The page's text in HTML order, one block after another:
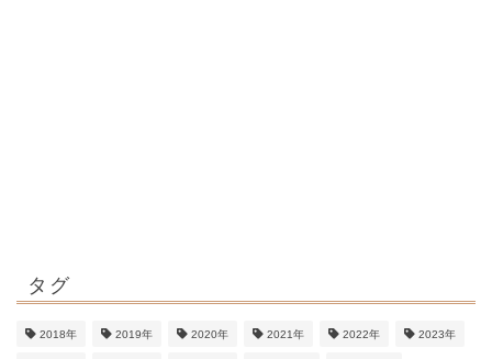
タグ
2018年 2019年 2020年 2021年 2022年 2023年